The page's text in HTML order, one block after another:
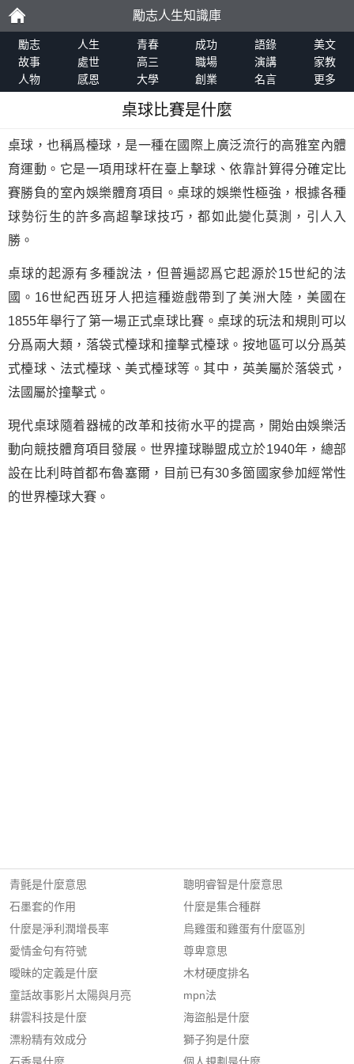
勵
志
勵志人生知識庫
勵志 人生 青春 成功 語錄
美文
故事
處世 高三 職場 演講
家教
人物
感恩 大學 創業 名言 更多
桌球比賽是什麼
桌球，也稱爲檯球，是一種在國際上廣泛流行的高雅室內體
育運動。它是一項用球杆在臺上擊球、依靠計算得分確定比
賽勝負的室內娛樂體育項目。桌球的娛樂性極強，根據各種
球勢衍生的許多高超擊球技巧，都如此變化莫測，引人入
勝。
桌球的起源有多種說法，但普遍認爲它起源於15世紀的法
國。16世紀西班牙人把這種遊戲帶到了美洲大陸，美國在
1855年舉行了第一場正式桌球比賽。桌球的玩法和規則可以
分爲兩大類，落袋式檯球和撞擊式檯球。按地區可以分爲英
式檯球、法式檯球、美式檯球等。其中，英美屬於落袋式，
法國屬於撞擊式。
現代桌球隨着器械的改革和技術水平的提高，開始由娛樂活
動向競技體育項目發展。世界撞球聯盟成立於1940年，總部
設在比利時首都布魯塞爾，目前已有30多箇國家參加經常性
的世界檯球大賽。
青氈是什麼意思
石墨套的作用
什麼是淨利潤增長率
愛情金句有符號
曖昧的定義是什麼
童話故事影片太陽與月亮
耕雲科技是什麼
漂粉精有效成分
聰明睿智是什麼意思
什麼是集合種群
烏雞蛋和雞蛋有什麼區別
尊卑意思
木材硬度排名
mpn法
海盜船是什麼
獅子狗是什麼